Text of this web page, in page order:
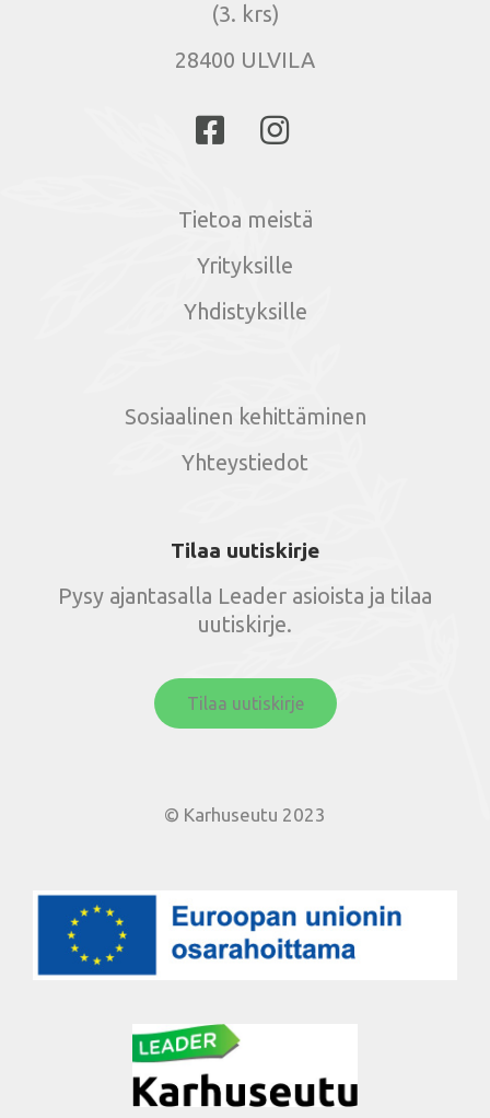
(3. krs)
28400 ULVILA
Tietoa meistä
Yrityksille
Yhdistyksille
Sosiaalinen kehittäminen
Yhteystiedot
Tilaa uutiskirje
Pysy ajantasalla Leader asioista ja tilaa
uutiskirje.
Tilaa uutiskirje
© Karhuseutu 2023